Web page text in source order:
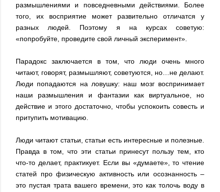
размышлениями и повседневными действиями. Более
того, их восприятие может развительно отличатся у
разных людей. Поэтому я на курсах советую:
«попробуйте, проведите свой личный эксперимент».
Парадокс заключается в том, что люди очень много
читают, говорят, размышляют, советуются, но…не делают.
Люди попадаются на ловушку: наш мозг воспринимает
наши размышления и фантазии как виртуальное, но
действие и этого достаточно, чтобы успокоить совесть и
притупить мотивацию.
Люди читают статьи, статьи есть интересные и полезные.
Правда в том, что эти статьи принесут пользу тем, кто
что-то делает, практикует. Если вы «думаете», то чтение
статей про физическую активность или осознанность –
это пустая трата вашего времени, это как толочь воду в